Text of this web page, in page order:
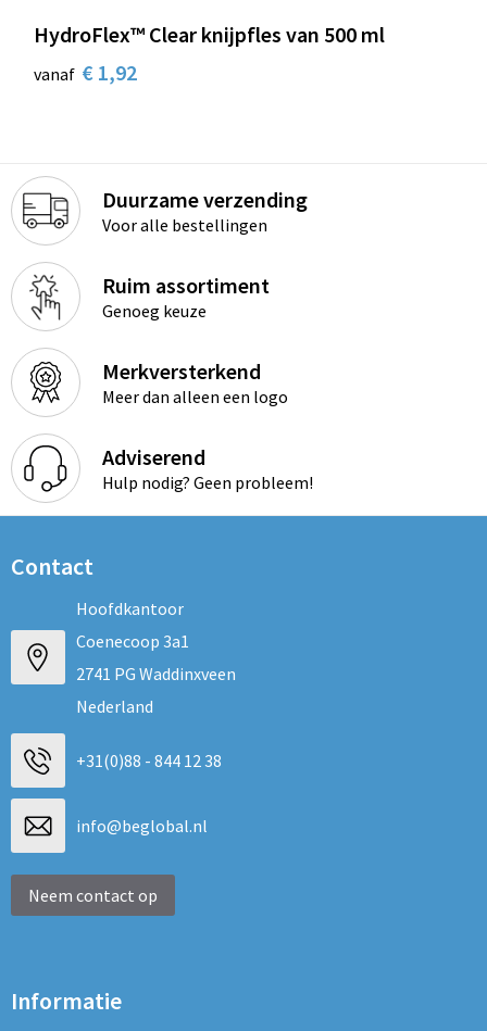
HydroFlex™ Clear knijpfles van 500 ml
vanaf € 1,92
Duurzame verzending
Voor alle bestellingen
Ruim assortiment
Genoeg keuze
Merkversterkend
Meer dan alleen een logo
Adviserend
Hulp nodig? Geen probleem!
Contact
Hoofdkantoor
Coenecoop 3a1
2741 PG Waddinxveen
Nederland
+31(0)88 - 844 12 38
info@beglobal.nl
Neem contact op
Informatie